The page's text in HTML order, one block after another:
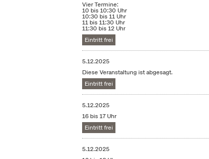
Vier Termine:
10 bis 10:30 Uhr
10:30 bis 11 Uhr
11 bis 11:30 Uhr
11:30 bis 12 Uhr
Eintritt frei
5.12.2025
Diese Veranstaltung ist abgesagt.
Eintritt frei
5.12.2025
16 bis 17 Uhr
Eintritt frei
5.12.2025